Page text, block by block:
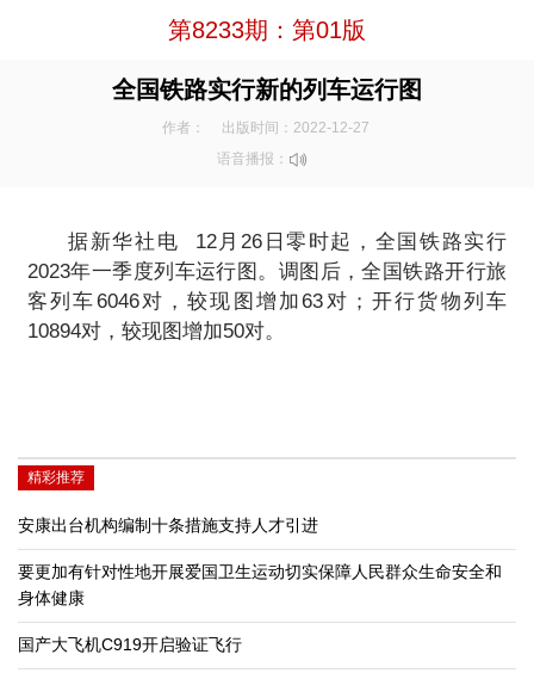
第8233期：第01版
全国铁路实行新的列车运行图
作者：
出版时间：2022-12-27
语音播报：
据新华社电 12月26日零时起，全国铁路实行
2023年一季度列车运行图。调图后，全国铁路开行旅
客列车6046对，较现图增加63对；开行货物列车
10894对，较现图增加50对。
精彩推荐
安康出台机构编制十条措施支持人才引进
要更加有针对性地开展爱国卫生运动切实保障人民群众生命安全和
身体健康
国产大飞机C919开启验证飞行